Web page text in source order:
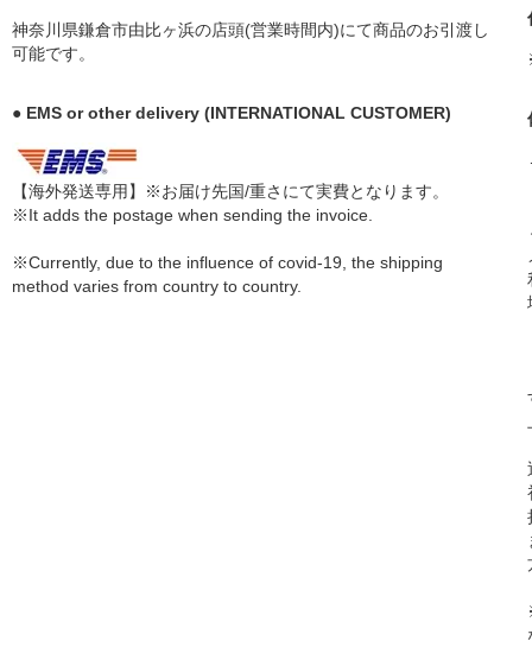
神奈川県鎌倉市由比ヶ浜の店頭(営業時間内)にて商品のお引渡し
可能です。
● EMS or other delivery (INTERNATIONAL CUSTOMER)
【海外発送専用】※お届け先国/重さにて実費となります。
※It adds the postage when sending the invoice.
※Currently, due to the influence of covid-19, the shipping
method varies from country to country.